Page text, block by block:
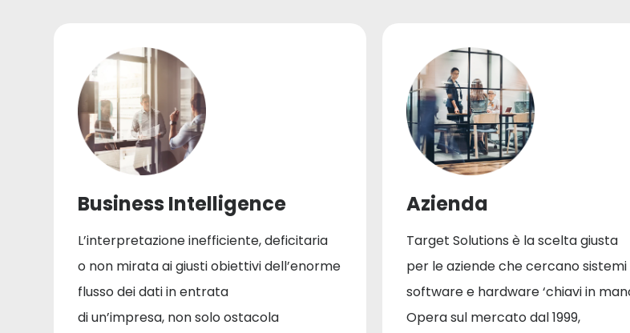
Business Intelligence
L’interpretazione inefficiente, deficitaria
o non mirata ai giusti obiettivi dell’enorme
flusso dei dati in entrata
di un’impresa, non solo ostacola
Azienda
Target Solutions è la scelta giusta
per le aziende che cercano sistemi
software e hardware ‘chiavi in
Opera sul mercato dal 1999,